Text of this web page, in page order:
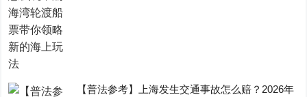
【普法参考】上海发生交通事故怎么赔？2026年